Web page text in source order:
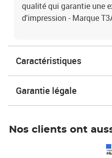
qualité qui garantie une
d'impression - Marque
Caractéristiques
Garantie légale
Nos clients ont